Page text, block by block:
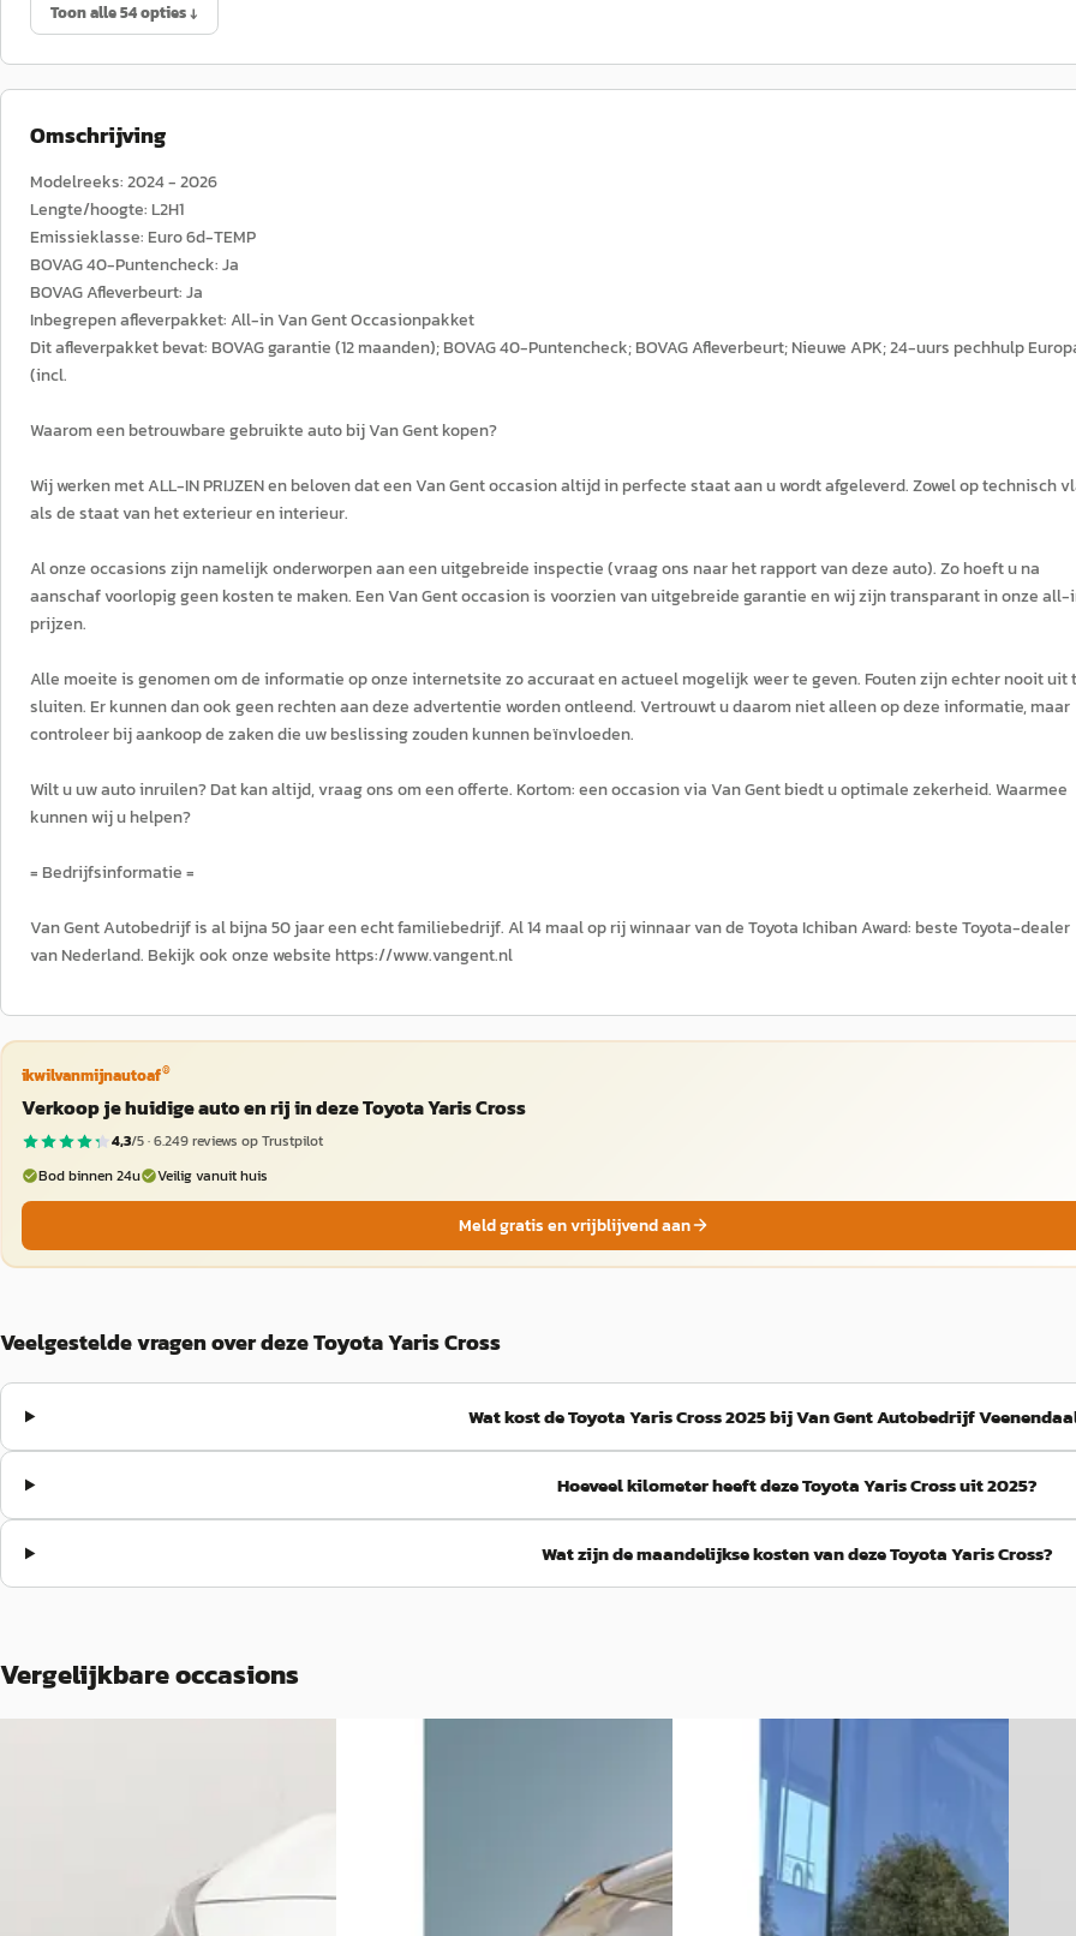
Toon alle 54 opties ↓
Omschrijving
Modelreeks: 2024 - 2026
Lengte/hoogte: L2H1
Emissieklasse: Euro 6d-TEMP
BOVAG 40-Puntencheck: Ja
BOVAG Afleverbeurt: Ja
Inbegrepen afleverpakket: All-in Van Gent Occasionpakket
Dit afleverpakket bevat: BOVAG garantie (12 maanden); BOVAG 40-Puntencheck; BOVAG Afleverbeurt; Nieuwe APK; 24-uurs pechhulp
(incl.
Waarom een betrouwbare gebruikte auto bij Van Gent kopen?
Wij werken met ALL-IN PRIJZEN en beloven dat een Van Gent occasion altijd in perfecte staat aan u wordt afgeleverd. Zowel op technisch
als de staat van het exterieur en interieur.
Al onze occasions zijn namelijk onderworpen aan een uitgebreide inspectie (vraag ons naar het rapport van deze auto). Zo hoeft u na
aanschaf voorlopig geen kosten te maken. Een Van Gent occasion is voorzien van uitgebreide garantie en wij zijn transparant in onze all-
prijzen.
Alle moeite is genomen om de informatie op onze internetsite zo accuraat en actueel mogelijk weer te geven. Fouten zijn echter nooit uit
sluiten. Er kunnen dan ook geen rechten aan deze advertentie worden ontleend. Vertrouwt u daarom niet alleen op deze informatie, maar
controleer bij aankoop de zaken die uw beslissing zouden kunnen beïnvloeden.
Wilt u uw auto inruilen? Dat kan altijd, vraag ons om een offerte. Kortom: een occasion via Van Gent biedt u optimale zekerheid. Waarmee
kunnen wij u helpen?
= Bedrijfsinformatie =
Van Gent Autobedrijf is al bijna 50 jaar een echt familiebedrijf. Al 14 maal op rij winnaar van de Toyota Ichiban Award: beste Toyota-dealer
van Nederland. Bekijk ook onze website https://www.vangent.nl
ikwilvanmijnautoaf®
Verkoop je huidige auto en rij in deze Toyota Yaris Cross
4,3/5 ·6.249reviews op Trustpilot
Bod binnen 24u
Veilig vanuit huis
Meld gratis en vrijblijvend aan
Veelgestelde vragen over deze Toyota Yaris Cross
Wat kost de Toyota Yaris Cross 2025 bij Van Gent Autobedrijf
Hoeveel kilometer heeft deze Toyota Yaris Cross uit 2025?
Wat zijn de maandelijkse kosten van deze Toyota Yaris Cross?
Vergelijkbare occasions
2021
2.0 Hybrid Gr-Sport Limited Automaat